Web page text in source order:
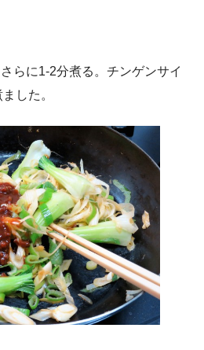
らに1-2分煮る。チンゲンサイ
した。